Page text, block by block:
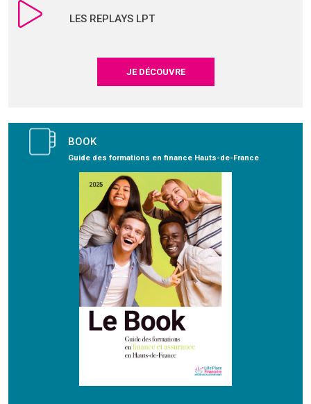
LES REPLAYS LPT
JE DÉCOUVRE
BOOK
Guide des formations en finance Hauts-de-France